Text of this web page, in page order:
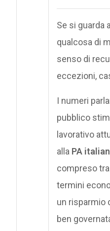
Se si guarda
qualcosa di
senso di
eccezioni,
I numeri
pubblico
lavorativo
alla PA
compreso tra
termini
un risparmio
ben